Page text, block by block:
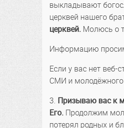
выкладывают
церквей нашего
церквей. Молюсь о
Информацию
Если у вас нет веб-
СМИ и
3. Призываю вас к
Его. Продолжим
потерял родных и